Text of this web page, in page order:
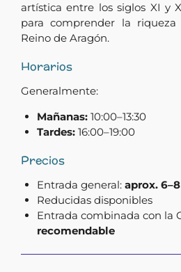
artística entre los siglos XI y
para comprender la
Reino de Aragón.
Horarios
Generalmente:
Mañanas:10:00–13:30
Tardes:16:00–19:00
Precios
Entrada general: aprox.
Reducidas disponibles
Entrada combinada con la
recomendable